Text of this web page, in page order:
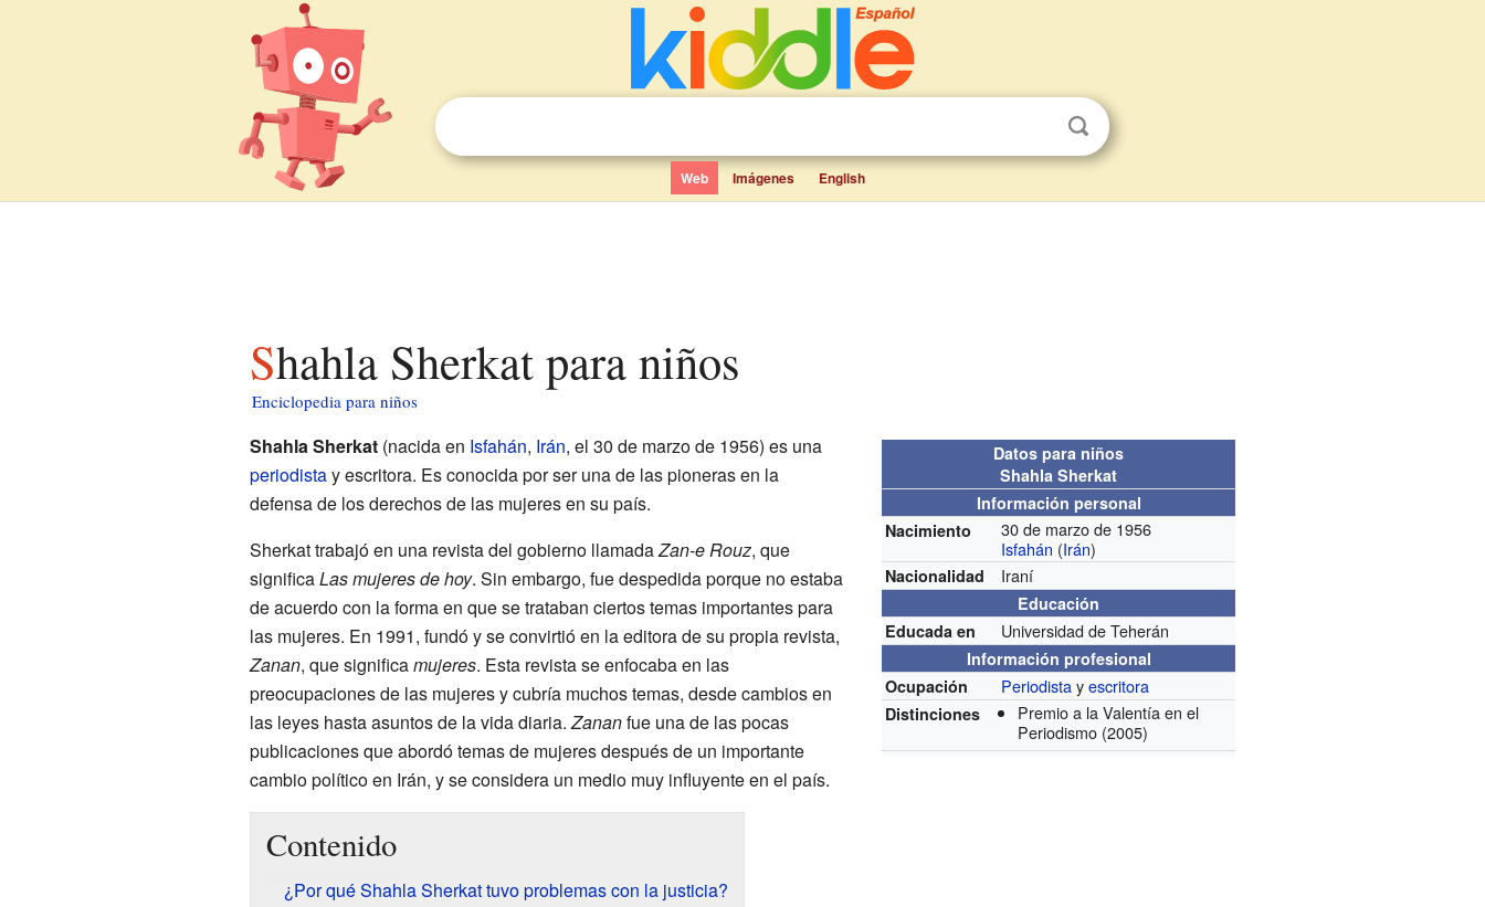
Web Imágenes English
Shahla Sherkat para niños
Enciclopedia para niños
Datos para niños
Shahla Sherkat
Información personal
Nacimiento
30 de marzo de 1956
Isfahán (Irán)
Nacionalidad Iraní
Educación
Educada en
Universidad de Teherán
Información profesional
Ocupación
Periodistayescritora
Distinciones
Premio a la Valentía en el
Periodismo (2005)
Shahla Sherkat(nacida en Isfahán, Irán, el 30 de marzo de 1956) es una
periodistay escritora. Es conocida por ser una de las pioneras en la
defensa de los derechos de las mujeres en su país.
Sherkat trabajó en una revista del gobierno llamadaZan-e Rouz, que
significaLas mujeres de hoy. Sin embargo, fue despedida porque no estaba
de acuerdo con la forma en que se trataban ciertos temas importantes para
las mujeres. En 1991, fundó y se convirtió en la editora de su propia revista,
Zanan, que significamujeres. Esta revista se enfocaba en las
preocupaciones de las mujeres y cubría muchos temas, desde cambios en
las leyes hasta asuntos de la vida diaria.Zananfue una de las pocas
publicaciones que abordó temas de mujeres después de un importante
cambio político en Irán, y se considera un medio muy influyente en el país.
Contenido
¿Por qué Shahla Sherkat tuvo problemas con la justicia?